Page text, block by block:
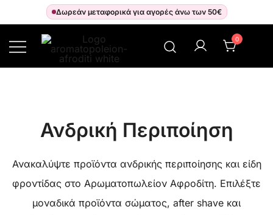
Δωρεάν μεταφορικά για αγορές άνω των 50€
0
Ανδρική Περιποίηση
Ανακαλύψτε προϊόντα ανδρικής περιποίησης και είδη
φροντίδας στο Αρωματοπωλείον Αφροδίτη. Επιλέξτε
μοναδικά προϊόντα σώματος, after shave και